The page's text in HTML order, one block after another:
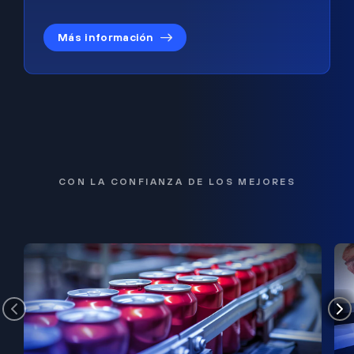
Más información
CON LA CONFIANZA DE LOS MEJORES